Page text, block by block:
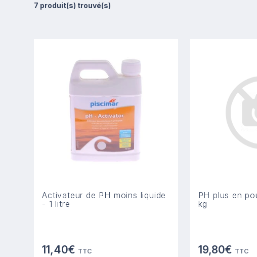
7 produit(s) trouvé(s)
Activateur de PH moins liquide
- 1 litre
11,40€ TTC
PH plus en
kg
19,80€ TTC